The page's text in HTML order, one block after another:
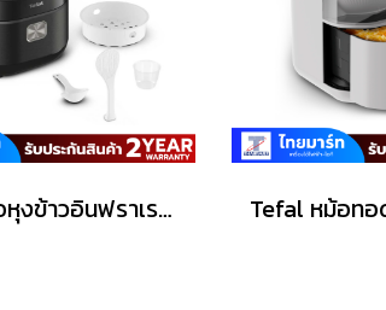
Tefal หม้อหุงข้าวอินฟราเรด ขนาด 1.5L รุ่น RK8868